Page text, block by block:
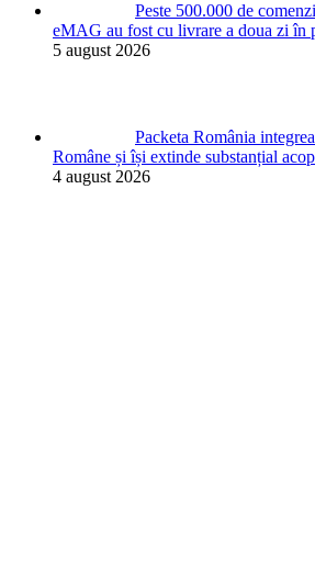
Peste 500.000 de
eMAG au fost cu livrare a doua zi în
5 august 2026
Packeta România
Române și își extinde substanțial
4 august 2026